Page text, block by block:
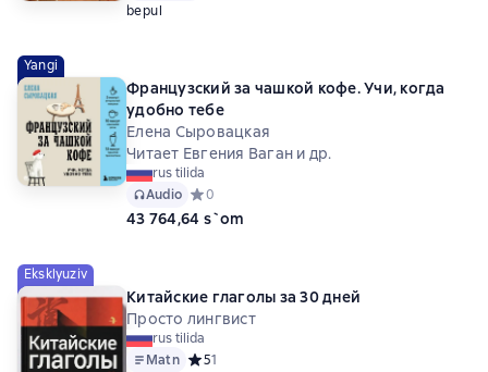
bepul
Yangi
Французский за чашкой кофе. Учи, когда
удобно тебе
Елена Сыровацкая
Читает Евгения Ваган и др.
rus tilida
Audio Средний рейтинг 0 на основе 0 оценок
0
43 764,64 s`om
Eksklyuziv
Китайские глаголы за 30 дней
Просто лингвист
rus tilida
Matn Средний рейтинг 5 на основе 1 оценок
51